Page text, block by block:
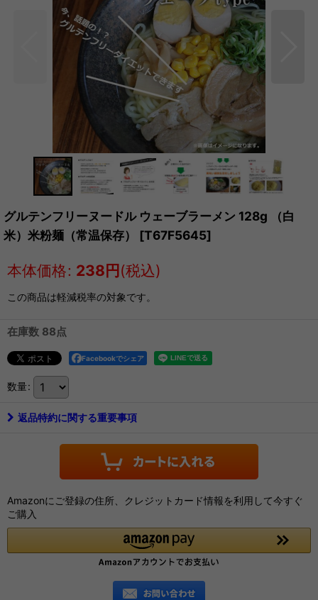
グルテンフリーヌードル ウェーブラーメン 128g （白
米）米粉麺（常温保存）
[T67F5645]
本体価格: 238 円 (税込)
この商品は軽減税率の対象です。
在庫数 88点
Facebookでシェア
数量:
返品特約に関する重要事項
Amazonにご登録の住所、クレジットカード情報を利用して今すぐ
ご購入